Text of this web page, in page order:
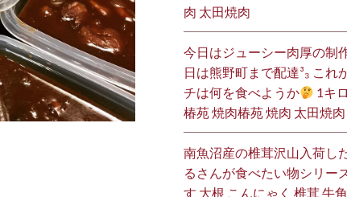
肉 太田焼肉
今日はジューシー肉厚の制
日は熊野町まで配達³₃ これ
チは何を食べようか
1キ
椿苑 焼肉椿苑 焼肉 太田焼肉
南魚沼産の椎茸沢山入荷し
るさんが食べたい物シリー
す 大根 こんにゃく 椎茸 牛